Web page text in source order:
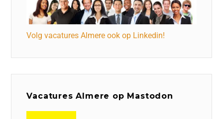
Volg vacatures Almere ook op Linkedin!
Vacatures Almere op Mastodon